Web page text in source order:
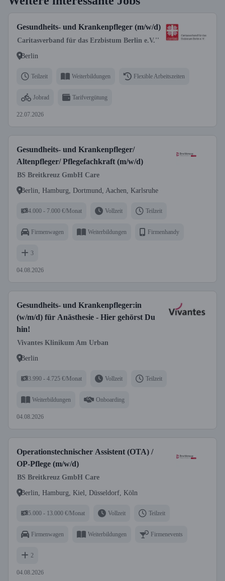
Gesundheits- und Krankenpfleger (m/w/d)
Caritasverband für das Erzbistum Berlin e.V.''
Berlin
Teilzeit Weiterbildungen Flexible Arbeitszeiten
Jobrad Tarifvergütung
22.07.2026
Gesundheits- und Krankenpfleger/
Altenpfleger/ Pflegefachkraft (m/w/d)
BS Breitkreuz GmbH Care
Berlin, Hamburg, Dortmund, Aachen, Karlsruhe
4.000 - 7.000 €/Monat Vollzeit Teilzeit
Firmenwagen Weiterbildungen Firmenhandy
3
04.08.2026
Gesundheits- und Krankenpfleger:in
(w/m/d) für Anästhesie - Hier gehörst Du
hin!
Vivantes Klinikum Am Urban
Berlin
3.990 - 4.725 €/Monat Vollzeit Teilzeit
Weiterbildungen Onboarding
04.08.2026
Operationstechnischer Assistent (OTA) /
OP-Pflege (m/w/d)
BS Breitkreuz GmbH Care
Berlin, Hamburg, Kiel, Düsseldorf, Köln
5.000 - 13.000 €/Monat Vollzeit Teilzeit
Firmenwagen Weiterbildungen Firmenevents
2
04.08.2026